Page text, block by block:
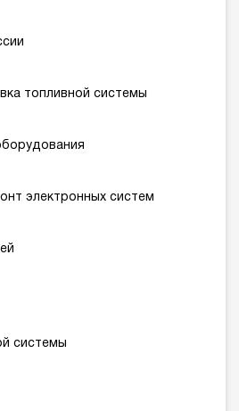
топливной системы
электронных систем
системы